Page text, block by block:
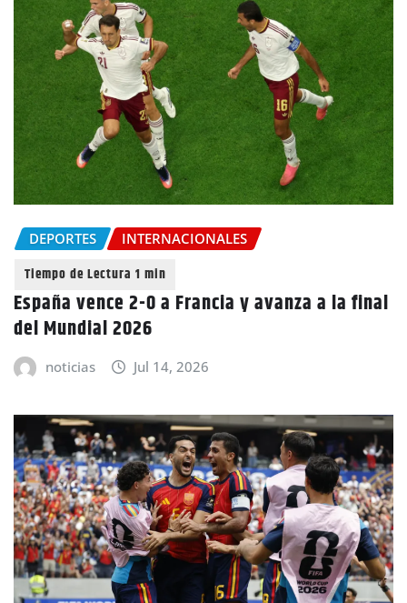
DEPORTES INTERNACIONALES
España vence 2-0 a Francia y avanza a la final
del Mundial 2026
noticias Jul 14, 2026